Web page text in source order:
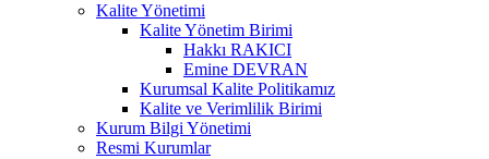
Kalite Yönetimi
Kalite Yönetim Birimi
Hakkı RAKICI
Emine DEVRAN
Kurumsal Kalite Politikamız
Kalite ve Verimlilik Birimi
Kurum Bilgi Yönetimi
Resmi Kurumlar